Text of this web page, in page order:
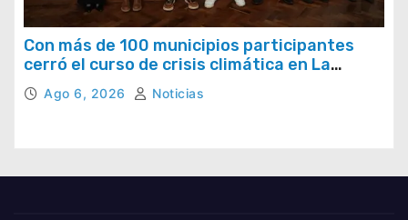
Con más de 100 municipios participantes
cerró el curso de crisis climática en La
Provincia
Ago 6, 2026 Noticias